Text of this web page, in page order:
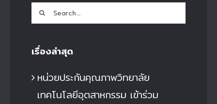
Search
for:
เรื่องล่าสุด
หน่วยประกันคุณภาพวิทยาลัย
เทคโนโลยีอุตสาหกรรม เข้าร่วม